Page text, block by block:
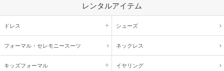
レンタルアイテム
ドレス シューズ
フォーマル・ セレモニースーツ ネックレス
キッズフォーマル イヤリング